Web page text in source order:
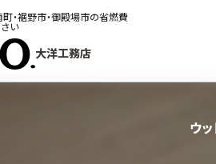
・裾野市・御殿場市の省燃費
い
大洋工務店
ウ